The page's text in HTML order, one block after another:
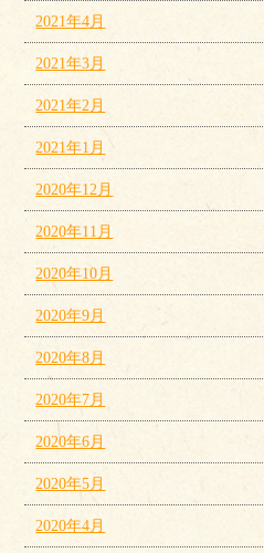
2021年4月
2021年3月
2021年2月
2021年1月
2020年12月
2020年11月
2020年10月
2020年9月
2020年8月
2020年7月
2020年6月
2020年5月
2020年4月